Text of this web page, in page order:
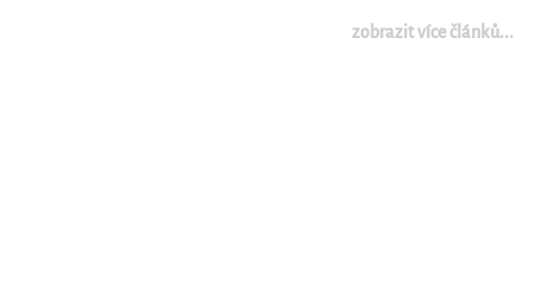
zobrazit více článků...